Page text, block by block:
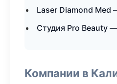
Laser Diamond Med
Студия Pro Beauty
Компании в